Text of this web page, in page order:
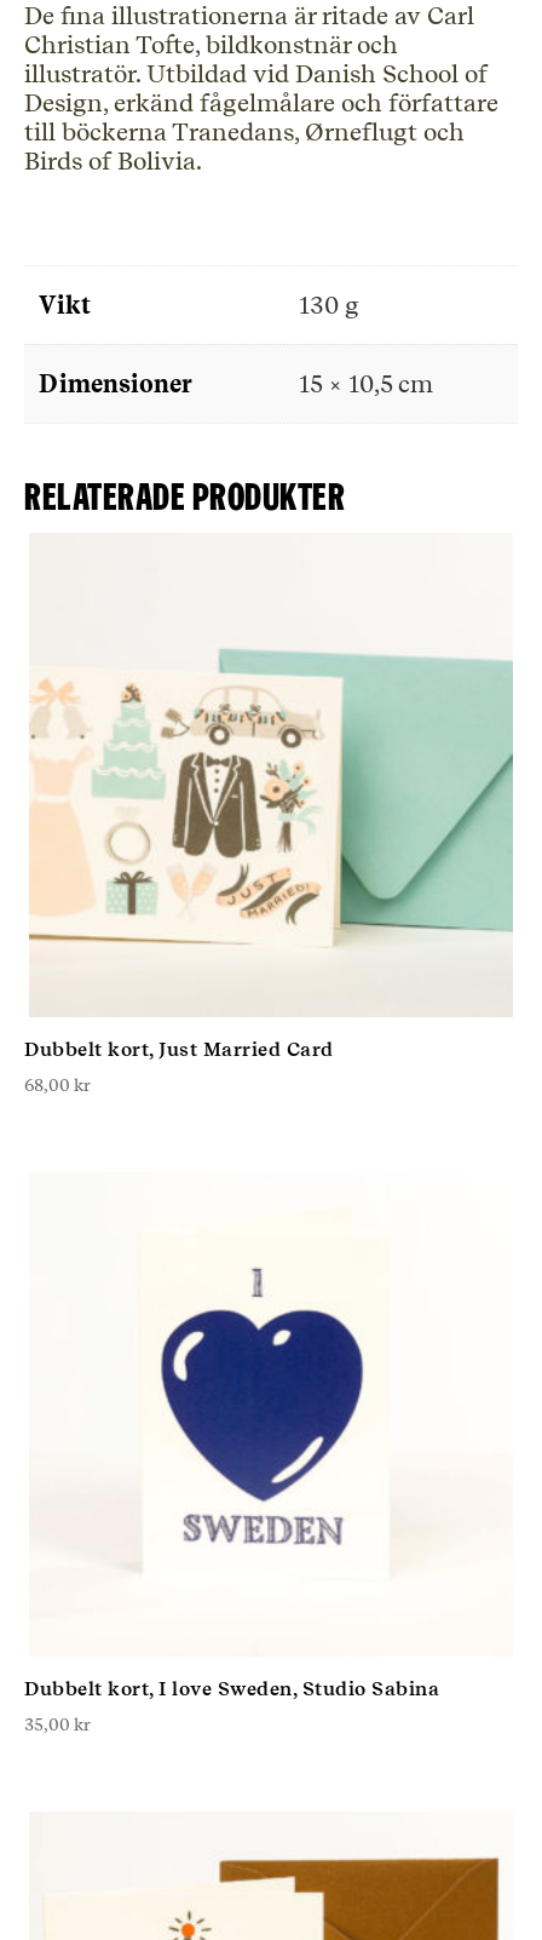
De fina illustrationerna är ritade av Carl
Christian Tofte, bildkonstnär och
illustratör. Utbildad vid Danish School of
Design, erkänd fågelmålare och författare
till böckerna Tranedans, Ørneflugt och
Birds of Bolivia.
Vikt 130 g
Dimensioner 15 × 10,5 cm
Relaterade produkter
Dubbelt kort, Just Married Card
68,00 kr
Dubbelt kort, I love Sweden, Studio Sabina
35,00 kr